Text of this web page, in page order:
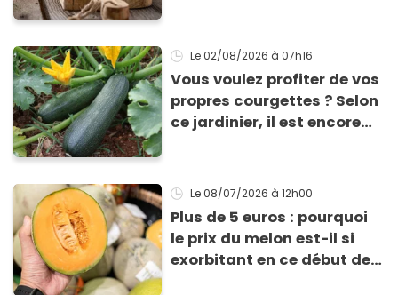
Le 02/08/2026 à 07h16
Vous voulez profiter de vos
propres courgettes ? Selon
ce jardinier, il est encore
l’été !
Le 08/07/2026 à 12h00
Plus de 5 euros : pourquoi
le prix du melon est-il si
exorbitant en ce début de